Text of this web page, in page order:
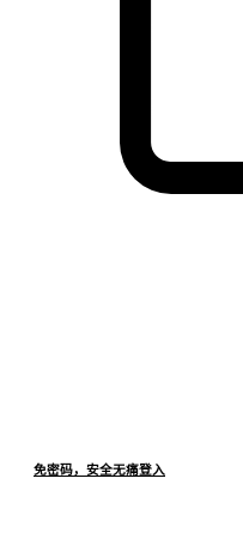
免密码，安全无痛登入